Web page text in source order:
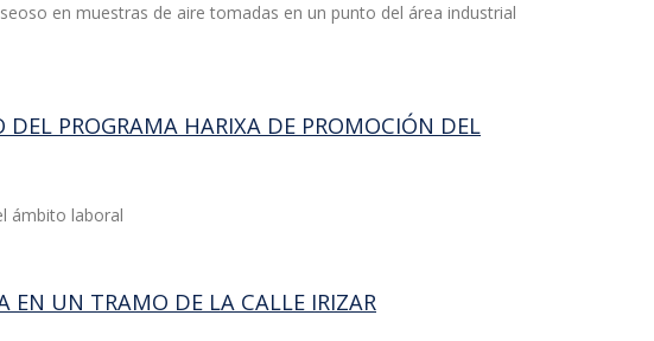
en muestras de aire tomadas en un punto del área industrial
DEL PROGRAMA HARIXA DE PROMOCIÓN DEL
ámbito laboral
EN UN TRAMO DE LA CALLE IRIZAR